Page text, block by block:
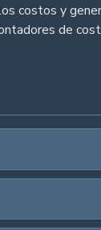
costos y
de